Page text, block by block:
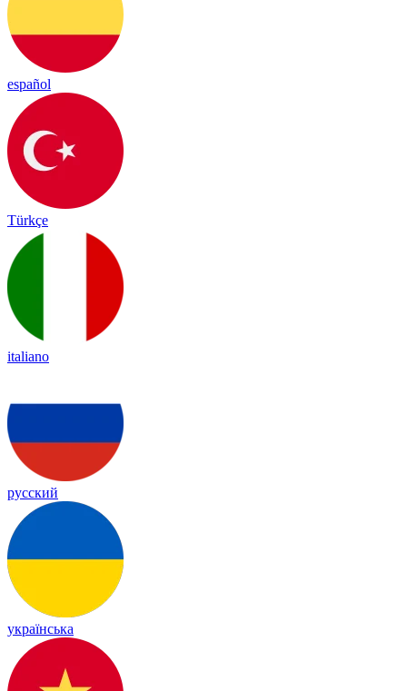
español
Türkçe
italiano
русский
українська